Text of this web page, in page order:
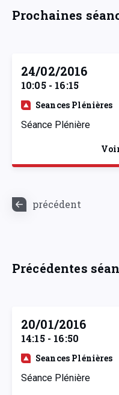
Prochaines
24/02/2016
10:05 - 16:15
Seances Plénières
Séance Plénière
précédent
Précédentes
20/01/2016
14:15 - 16:50
Seances Plénières
Séance Plénière